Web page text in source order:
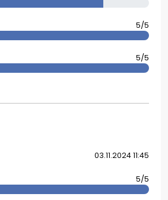
5/5
5/5
03.11.2024 11:45
5/5